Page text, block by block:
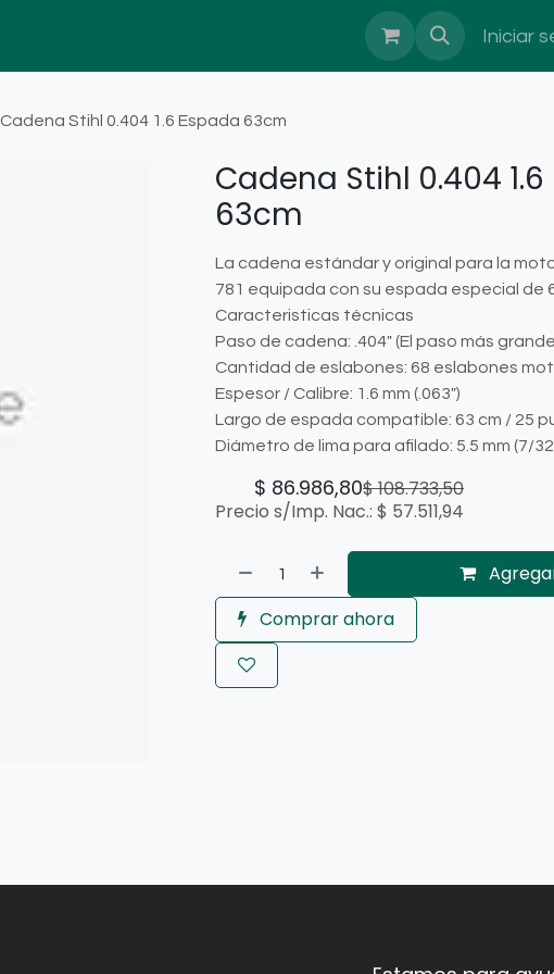
Iniciar
Cadena Stihl 0.404 1.6 Espada 63cm
Cadena Stihl 0.404
63cm
La cadena estándar y original para la
781 equipada con su espada especial de
Caracteristicas técnicas
Paso de cadena: .404" (El paso más
Cantidad de eslabones: 68 eslabones
Espesor / Calibre: 1.6 mm (.063")
Largo de espada compatible: 63 cm / 25
Diámetro de lima para afilado: 5.5 mm (7/
$ 86.986,80$108.733,50
Precio s/Imp. Nac.: $ 57.511,94
Comprar ahora